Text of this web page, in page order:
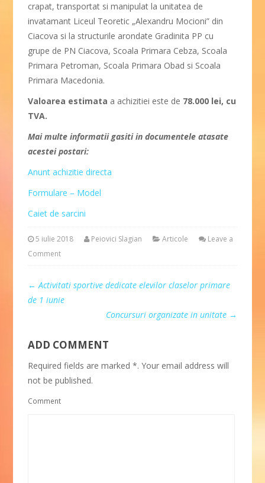
crapat, transportat si manipulat la unitatea de
invatamant Liceul Teoretic „Alexandru Mocioni” din
Ciacova si la structurile arondate Gradinita PP cu
grupe de PN Ciacova, Scoala Primara Cebza, Scoala
Primara Petroman, Scoala Primara Obad si Scoala
Primara Macedonia.
Valoarea estimata a achizitiei este de 78.000 lei, cu
TVA.
Mai multe informatii gasiti in documentele atasate
acestei postari:
Anunt achizitie directa
Formulare – Model
Caiet de sarcini
5 iulie 2018 Peiovici Slagian Articole
Leave a
Comment
← Activitati sportive dedicate elevilor claselor primare
de 1 iunie
Concursuri organizate in unitate →
ADD COMMENT
Required fields are marked *. Your email address will
not be published.
Comment